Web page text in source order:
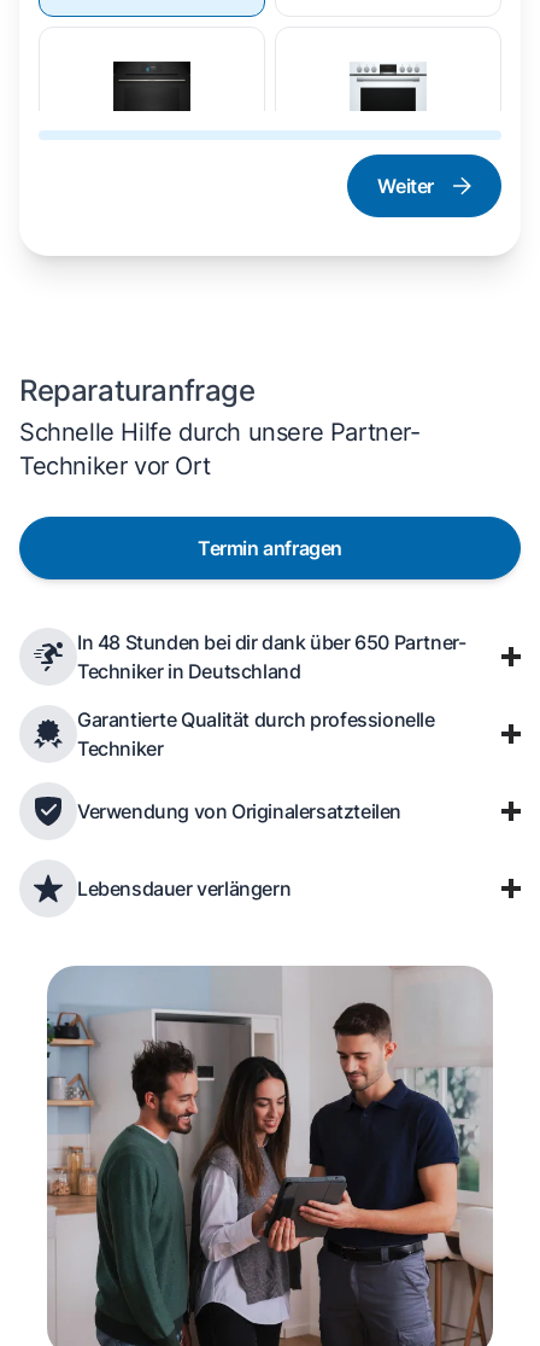
Herd und Backofen
Weiter
Reparaturanfrage
Schnelle Hilfe durch unsere Partner-
Techniker vor Ort
Termin anfragen
In 48 Stunden bei dir dank über 650 Partner-
Techniker in Deutschland
Garantierte Qualität durch professionelle
Techniker
Verwendung von Originalersatzteilen
Lebensdauer verlängern